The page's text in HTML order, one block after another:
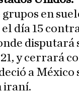
en
día 15
disputará
y cerrará
a México
iraní.